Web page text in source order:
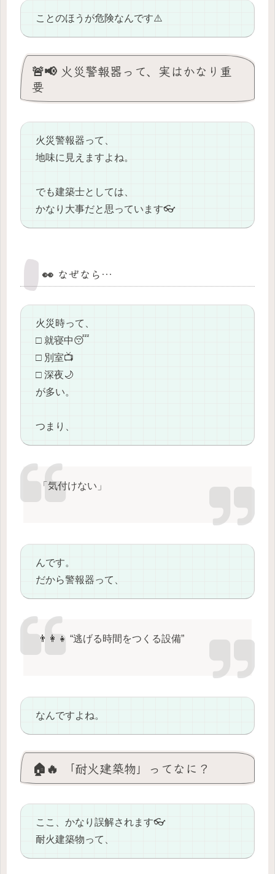
ことのほうが危険なんです⚠️
🚨📢 火災警報器って、実はかなり重
要
火災警報器って、
地味に見えますよね。
でも建築士としては、
かなり大事だと思っています👓
👀 なぜなら…
火災時って、
□ 就寝中😴
□ 別室📺
□ 深夜🌙
が多い。
つまり、
「気付けない」
んです。
だから警報器って、
👨‍👩‍👧 “逃げる時間をつくる設備”
なんですよね。
🏠🔥 「耐火建築物」ってなに？
ここ、かなり誤解されます👓
耐火建築物って、